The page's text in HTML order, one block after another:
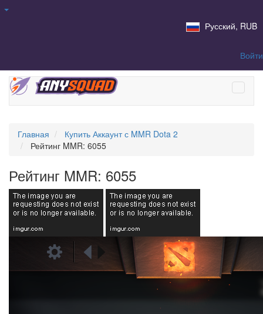
Русский, RUB
Войти
Главная
Купить Аккаунт с MMR Dota 2
Рейтинг MMR: 6055
Рейтинг MMR: 6055